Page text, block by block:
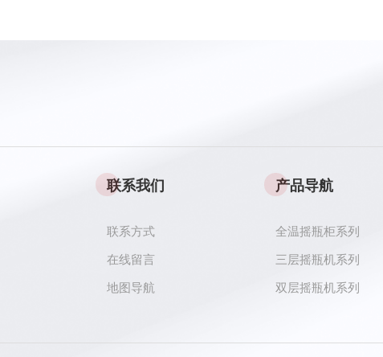
联系我们
联系方式
在线留言
地图导航
产品导航
全温摇瓶柜系列
三层摇瓶机系列
双层摇瓶机系列